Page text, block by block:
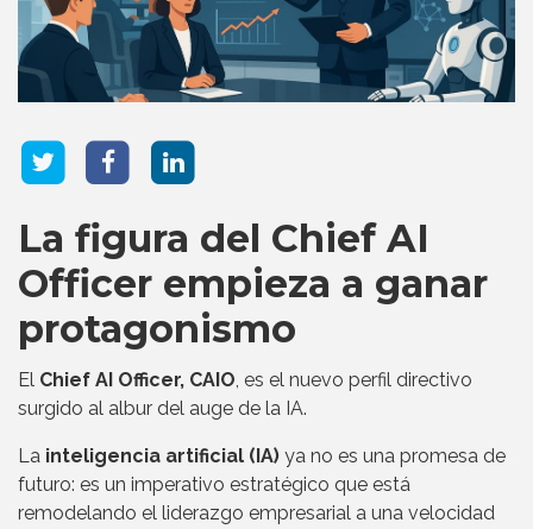
La figura del Chief AI
Officer empieza a ganar
protagonismo
El Chief AI Officer, CAIO, es el nuevo perfil directivo
surgido al albur del auge de la IA.
La inteligencia artificial (IA) ya no es una promesa de
futuro: es un imperativo estratégico que está
remodelando el liderazgo empresarial a una velocidad